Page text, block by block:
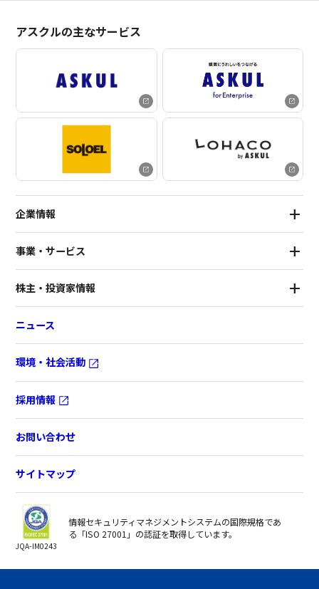
アスクルの主なサービス
企業情報
事業・サービス
株主・投資家情報
ニュース
環境・社会活動
採用情報
お問い合わせ
サイトマップ
JQA-IM0243
情報セキュリティマネジメントシステムの国際規格であ
る「ISO 27001」の認証を取得しています。